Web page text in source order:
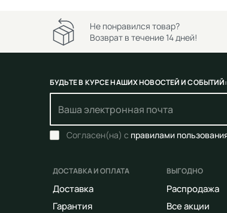
Не понравился товар?
Возврат в течение 14 дней!
БУДЬТЕ В КУРСЕ НАШИХ НОВОСТЕЙ И СОБЫТИЙ:
Согласен(на) с правилами
ДОСТАВКА И ОПЛАТА
Доставка
Гарантия
ВЫГОДНО
Распродажа
Все акции